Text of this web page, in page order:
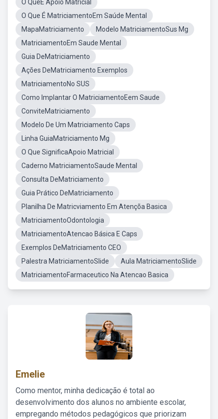
O QueÉ Apoio Matricial
O Que É MatriciamentoEm Saúde Mental
MapaMatriciamento
Modelo MatriciamentoSus Mg
MatriciamentoEm Saude Mental
Guia DeMatriciamento
Ações DeMatriciamento Exemplos
MatriciamentoNo SUS
Como Implantar O MatriciamentoEem Saude
ConviteMatriciamento
Modelo De Um Matriciamento Caps
Linha GuiaMatriciamento Mg
O Que SignificaApoio Matricial
Caderno MatriciamentoSaude Mental
Consulta DeMatriciamento
Guia Prático DeMatriciamento
Planilha De Matricviamento Em Atençõa Basica
MatriciamentoOdontologia
MatriciamentoAtencao Básica E Caps
Exemplos DeMatriciamento CEO
Palestra MatriciamentoSlide
Aula MatriciamentoSlide
MatriciamentoFarmaceutico Na Atencao Basica
Emelie
Como mentor, minha dedicação é total ao
desenvolvimento dos alunos no ambiente escolar,
empregando métodos pedagógicos que priorizam